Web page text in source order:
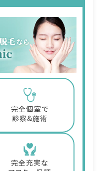
完全個室で
診察&施術
完全充実な